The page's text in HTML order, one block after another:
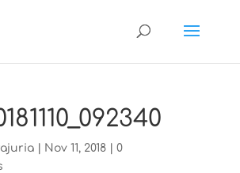
| Nov 11, 2018| 0